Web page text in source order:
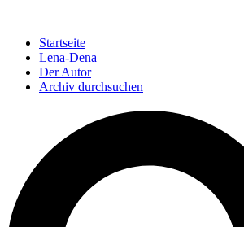
Startseite
Lena-Dena
Der Autor
Archiv durchsuchen